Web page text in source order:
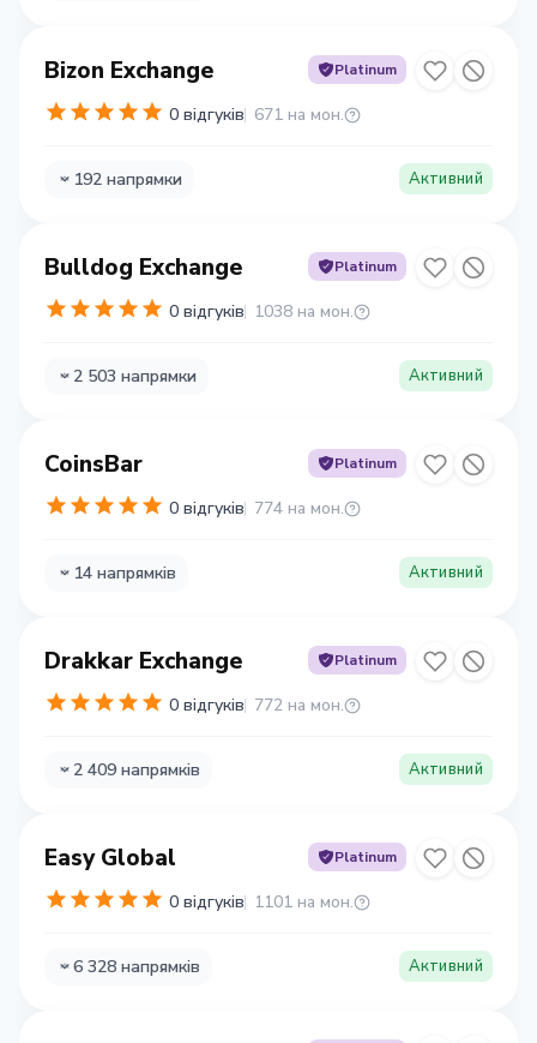
Bizon Exchange Platinum
0 відгуків 671 на мон.
192 напрямки Активний
Bulldog Exchange Platinum
0 відгуків 1038 на мон.
2 503 напрямки Активний
CoinsBar Platinum
0 відгуків 774 на мон.
14 напрямків Активний
Drakkar Exchange Platinum
0 відгуків 772 на мон.
2 409 напрямків Активний
Easy Global Platinum
0 відгуків 1101 на мон.
6 328 напрямків Активний